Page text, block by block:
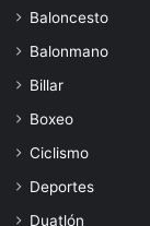
Baloncesto
Balonmano
Billar
Boxeo
Ciclismo
Deportes
Duatlón